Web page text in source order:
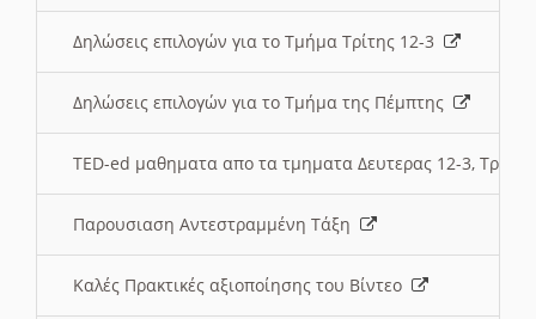
Δηλώσεις επιλογών για το Τμήμα Τρίτης 12-3
Δηλώσεις επιλογών για το Τμήμα της Πέμπτης
TED-ed μαθηματα απο τα τμηματα Δευτερας 12-3,
Παρουσιαση Αντεστραμμένη Τάξη
Καλές Πρακτικές αξιοποίησης του Βίντεο